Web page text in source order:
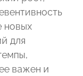
новых
для
важен и